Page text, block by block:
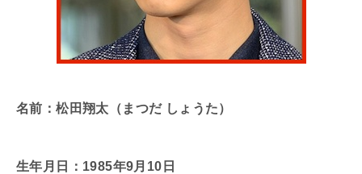
名前：松田翔太（まつだ しょうた）
生年月日：1985年9月10日